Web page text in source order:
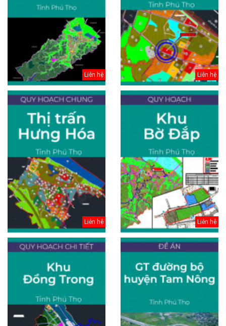
Liên hệ Liên hệ
Liên hệ Liên hệ